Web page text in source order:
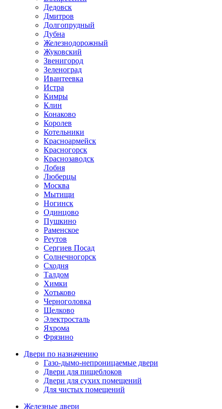
Дедовск
Дмитров
Долгопрудный
Дубна
Железнодорожный
Жуковский
Звенигород
Зеленоград
Ивантеевка
Истра
Кимры
Клин
Конаково
Королев
Котельники
Красноармейск
Красногорск
Краснозаводск
Лобня
Люберцы
Москва
Мытищи
Ногинск
Одинцово
Пушкино
Раменское
Реутов
Сергиев Посад
Солнечногорск
Сходня
Талдом
Химки
Хотьково
Черноголовка
Щелково
Электросталь
Яхрома
Фрязино
Двери по назначению
Газо-дымо-непроницаемые двери
Двери для пищеблоков
Двери для сухих помещений
Для чистых помещений
Железные двери